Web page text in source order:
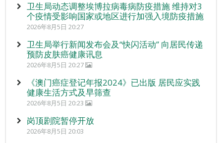
卫生局动态调整埃博拉病毒病防疫措施 维持对3
个疫情受影响国家或地区进行加强入境防疫措施
2026年8月5日 20:27
卫生局举行新闻发布会及“快闪活动” 向居民传递
预防皮肤癌健康讯息
2026年8月5日 20:27
《澳门癌症登记年报2024》已出版 居民应实践
健康生活方式及早筛查
2026年8月5日 20:23
岗顶剧院暂停开放
2026年8月5日 20:03